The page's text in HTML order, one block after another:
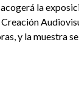
la
y la muestra